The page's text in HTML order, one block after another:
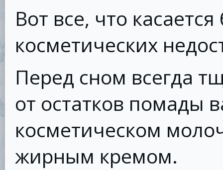
Вот все, что
косметических
Перед сном всегда
от остатков помады
косметическом
жирным кремом.